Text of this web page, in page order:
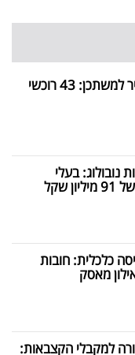
תביעת ענק במחיר למשתכן: 43 רוכשי
נובולוג: בעלי
שקל
כלכלית: חובות
מאסק
למקבלי הקצבאות: